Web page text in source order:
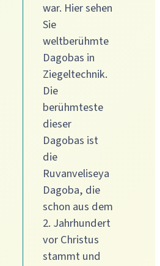
war. Hier sehen
Sie
weltberühmte
Dagobas in
Ziegeltechnik.
Die
berühmteste
dieser
Dagobas ist
die
Ruvanveliseya
Dagoba, die
schon aus dem
2. Jahrhundert
vor Christus
stammt und